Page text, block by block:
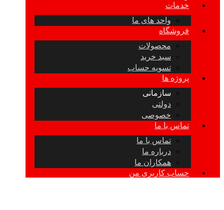
خدمات
واحد های ما
فروشگاه
محصولات
سبد خرید
تسویه حساب
پروژه ها
سازمانی
دولتی
خصوصی
تماس با ما
تماس با ما
درباره ما
همکاران ما
حساب کاربری من